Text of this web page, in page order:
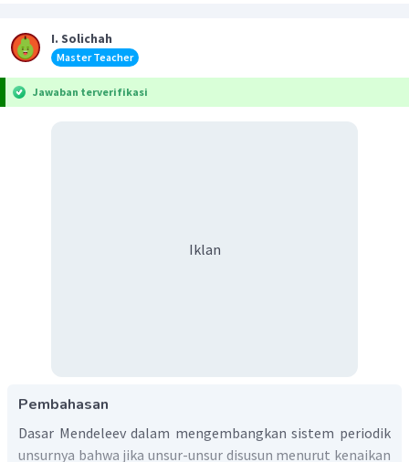
I. Solichah
Master Teacher
Jawaban terverifikasi
Iklan
Pembahasan
Dasar Mendeleev dalam mengembangkan sistem periodik
unsurnya bahwa jika unsur-unsur disusun menurut kenaikan